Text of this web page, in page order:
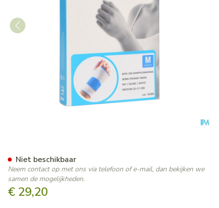
€ 29,20
Niet beschikbaar
Neem contact op met ons via telefoon of e-mail, dan bekijken we
samen de mogelijkheden.